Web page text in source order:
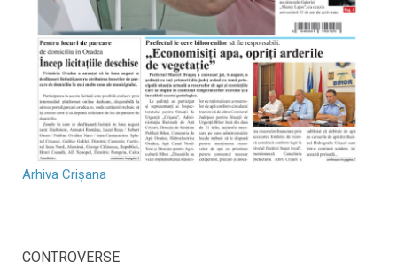
Arhiva Crișana
CONTROVERSE